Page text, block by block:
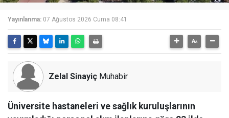
Yayınlanma: 07 Ağustos 2026 Cuma 08:41
Zelal Sinayiç Muhabir
Üniversite hastaneleri ve sağlık kuruluşlarının